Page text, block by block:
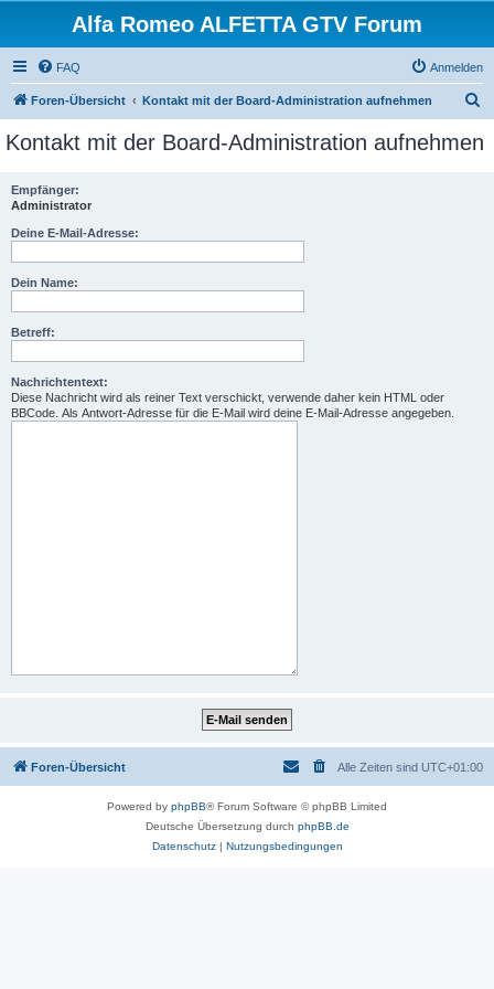
Alfa Romeo ALFETTA GTV Forum
FAQ Anmelden
Foren-Übersicht Kontakt mit der Board-Administration aufnehmen
c
Kontakt mit der Board-Administration aufnehmen
Empfänger:
Administrator
Deine E-Mail-Adresse:
Dein Name:
Betreff:
Nachrichtentext:
Diese Nachricht wird als reiner Text verschickt, verwende daher kein HTML oder
BBCode. Als Antwort-Adresse für die E-Mail wird deine E-Mail-Adresse angegeben.
Foren-Übersicht Alle Zeiten sind UTC+01:00
Powered by phpBB® Forum Software © phpBB Limited
Deutsche Übersetzung durch phpBB.de
Datenschutz| Nutzungsbedingungen